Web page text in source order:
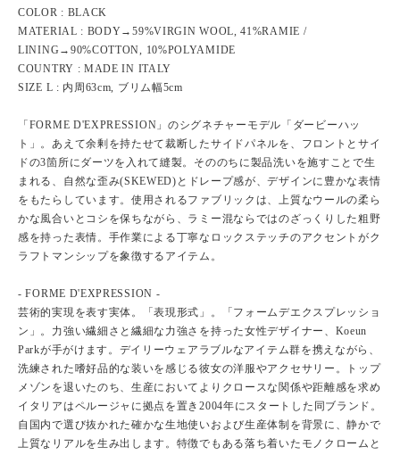
COLOR : BLACK
MATERIAL : BODY→59%VIRGIN WOOL, 41%RAMIE /
LINING→90%COTTON, 10%POLYAMIDE
COUNTRY : MADE IN ITALY
SIZE L : 内周63cm, ブリム幅5cm
「FORME D'EXPRESSION」のシグネチャーモデル「ダービーハッ
ト」。あえて余剰を持たせて裁断したサイドパネルを、フロントとサイ
ドの3箇所にダーツを入れて縫製。そののちに製品洗いを施すことで生
まれる、自然な歪み(SKEWED)とドレープ感が、デザインに豊かな表情
をもたらしています。使用されるファブリックは、上質なウールの柔ら
かな風合いとコシを保ちながら、ラミー混ならではのざっくりした粗野
感を持った表情。手作業による丁寧なロックステッチのアクセントがク
ラフトマンシップを象徴するアイテム。
- FORME D'EXPRESSION -
芸術的実現を表す実体。「表現形式」。「フォームデエクスプレッショ
ン」。力強い繊細さと繊細な力強さを持った女性デザイナー、Koeun
Parkが手がけます。デイリーウェアラブルなアイテム群を携えながら、
洗練された嗜好品的な装いを感じる彼女の洋服やアクセサリー。トップ
メゾンを退いたのち、生産においてよりクロースな関係や距離感を求め
イタリアはペルージャに拠点を置き2004年にスタートした同ブランド。
自国内で選び抜かれた確かな生地使いおよび生産体制を背景に、静かで
上質なリアルを生み出します。特徴でもある落ち着いたモノクロームと